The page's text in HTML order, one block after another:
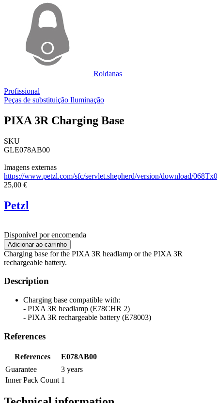
Roldanas
Profissional
Peças de substituição Iluminação
PIXA 3R Charging Base
SKU
GLE078AB00
Imagens externas
https://www.petzl.com/sfc/servlet.shepherd/version/download/
25,00 €
Petzl
Disponível por encomenda
Charging base for the PIXA 3R headlamp or the PIXA 3R
rechargeable battery.
Description
Charging base compatible with:
- PIXA 3R headlamp (E78CHR 2)
- PIXA 3R rechargeable battery (E78003)
References
References
E078AB00
Guarantee
3 years
Inner Pack Count 1